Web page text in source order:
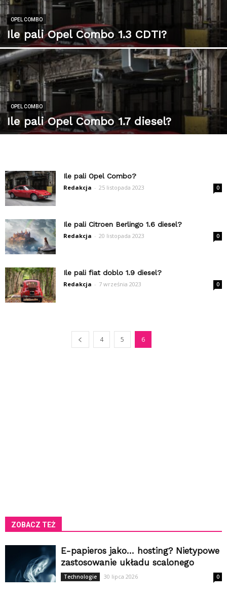
OPEL COMBO
Ile pali Opel Combo 1.3 CDTI?
OPEL COMBO
Ile pali Opel Combo 1.7 diesel?
Ile pali Opel Combo?
Redakcja - 25 listopada 2023 0
Ile pali Citroen Berlingo 1.6 diesel?
Redakcja - 20 listopada 2023 0
Ile pali fiat doblo 1.9 diesel?
Redakcja - 7 września 2023 0
4 5 6
ZOBACZ TEŻ
E-papieros jako… hosting? Nietypowe
zastosowanie układu scalonego
Technologie 30 lipca 2026 0